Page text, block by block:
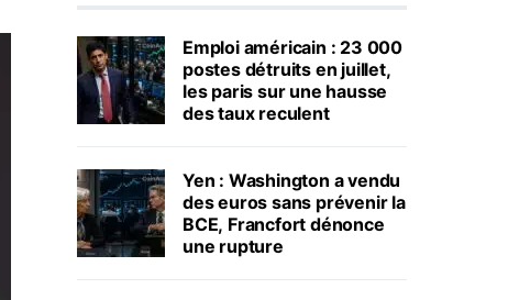
Emploi américain : 23 000
postes détruits en juillet,
les paris sur une hausse
des taux reculent
Yen : Washington a vendu
des euros sans prévenir la
BCE, Francfort dénonce
une rupture